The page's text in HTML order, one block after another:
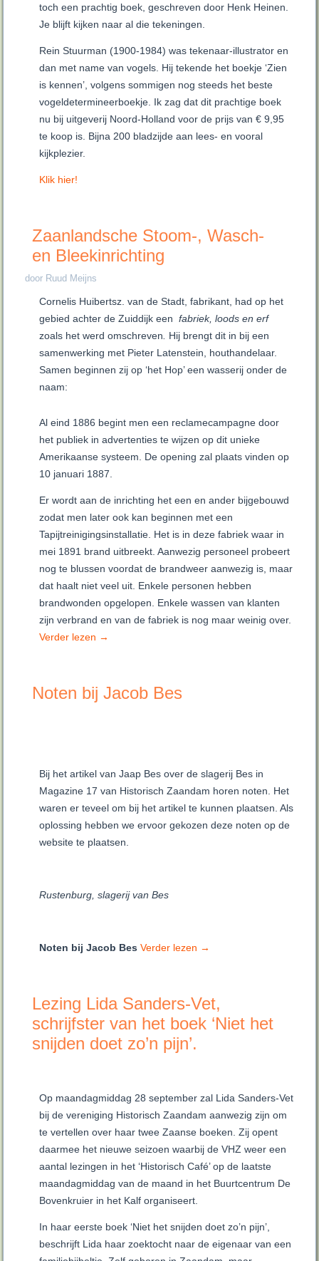
toch een prachtig boek, geschreven door Henk Heinen.
Je blijft kijken naar al die tekeningen.
Rein Stuurman (1900-1984) was tekenaar-illustrator en
dan met name van vogels. Hij tekende het boekje ‘Zien
is kennen’, volgens sommigen nog steeds het beste
vogeldetermineerboekje. Ik zag dat dit prachtige boek
nu bij uitgeverij Noord-Holland voor de prijs van € 9,95
te koop is. Bijna 200 bladzijde aan lees- en vooral
kijkplezier.
Klik hier!
Zaanlandsche Stoom-, Wasch-
en Bleekinrichting
door Ruud Meijns
Cornelis Huibertsz. van de Stadt, fabrikant, had op het
gebied achter de Zuiddijk een fabriek, loods en erf
zoals het werd omschreven. Hij brengt dit in bij een
samenwerking met Pieter Latenstein, houthandelaar.
Samen beginnen zij op ‘het Hop’ een wasserij onder de
naam:
Al eind 1886 begint men een reclamecampagne door
het publiek in advertenties te wijzen op dit unieke
Amerikaanse systeem. De opening zal plaats vinden op
10 januari 1887.
Er wordt aan de inrichting het een en ander bijgebouwd
zodat men later ook kan beginnen met een
Tapijtreinigingsinstallatie. Het is in deze fabriek waar in
mei 1891 brand uitbreekt. Aanwezig personeel probeert
nog te blussen voordat de brandweer aanwezig is, maar
dat haalt niet veel uit. Enkele personen hebben
brandwonden opgelopen. Enkele wassen van klanten
zijn verbrand en van de fabriek is nog maar weinig over.
Verder lezen →
Noten bij Jacob Bes
Bij het artikel van Jaap Bes over de slagerij Bes in
Magazine 17 van Historisch Zaandam horen noten. Het
waren er teveel om bij het artikel te kunnen plaatsen. Als
oplossing hebben we ervoor gekozen deze noten op de
website te plaatsen.
Rustenburg, slagerij van Bes
Noten bij Jacob Bes Verder lezen →
Lezing Lida Sanders-Vet,
schrijfster van het boek ‘Niet het
snijden doet zo’n pijn’.
Op maandagmiddag 28 september zal Lida Sanders-Vet
bij de vereniging Historisch Zaandam aanwezig zijn om
te vertellen over haar twee Zaanse boeken. Zij opent
daarmee het nieuwe seizoen waarbij de VHZ weer een
aantal lezingen in het ‘Historisch Café’ op de laatste
maandagmiddag van de maand in het Buurtcentrum De
Bovenkruier in het Kalf organiseert.
In haar eerste boek ‘Niet het snijden doet zo’n pijn’,
beschrijft Lida haar zoektocht naar de eigenaar van een